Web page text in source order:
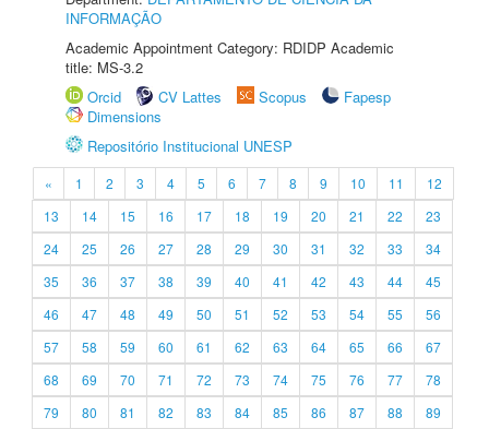
INFORMAÇÃO
Academic Appointment Category: RDIDP Academic
title: MS-3.2
Orcid
CV Lattes Scopus
Fapesp
Dimensions
Repositório Institucional UNESP
« 1 2 3 4 5 6 7 8 9 10 11
12
13
14 15 16 17 18 19 20 21 22
23
24
25 26 27 28 29 30 31 32 33
34
35
36 37 38 39 40 41 42 43 44
45
46
47 48 49 50 51 52 53 54 55
56
57
58 59 60 61 62 63 64 65 66
67
68
69 70 71 72 73 74 75 76 77
78
79
80 81 82 83 84 85 86 87 88
89